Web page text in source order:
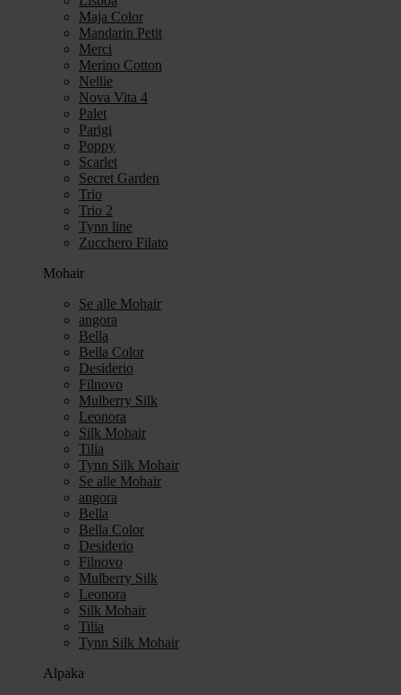
Maja Color
Mandarin Petit
Merci
Merino Cotton
Nellie
Nova Vita 4
Palet
Parigi
Poppy
Scarlet
Secret Garden
Trio
Trio 2
Tynn line
Zucchero Filato
Mohair
Se alle Mohair
angora
Bella
Bella Color
Desiderio
Filnovo
Mulberry Silk
Leonora
Silk Mohair
Tilia
Tynn Silk Mohair
Se alle Mohair
angora
Bella
Bella Color
Desiderio
Filnovo
Mulberry Silk
Leonora
Silk Mohair
Tilia
Tynn Silk Mohair
Alpaka